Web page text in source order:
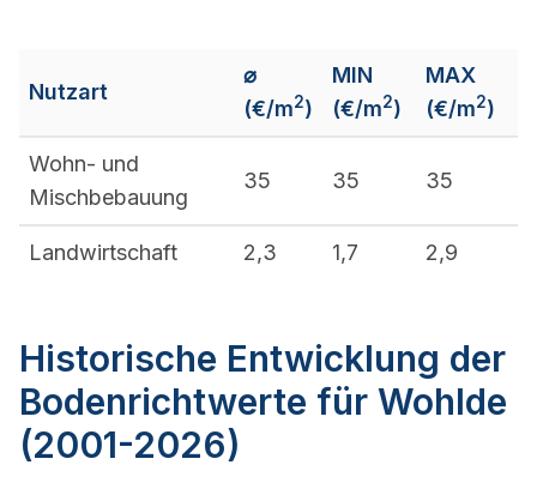
Nutzart
⌀
(€/m2)
MIN
(€/m2)
MAX
(€/m2)
Wohn- und
Mischbebauung
35 35 35
Landwirtschaft 2,3 1,7 2,9
Historische Entwicklung der
Bodenrichtwerte für Wohlde
(2001-2026)